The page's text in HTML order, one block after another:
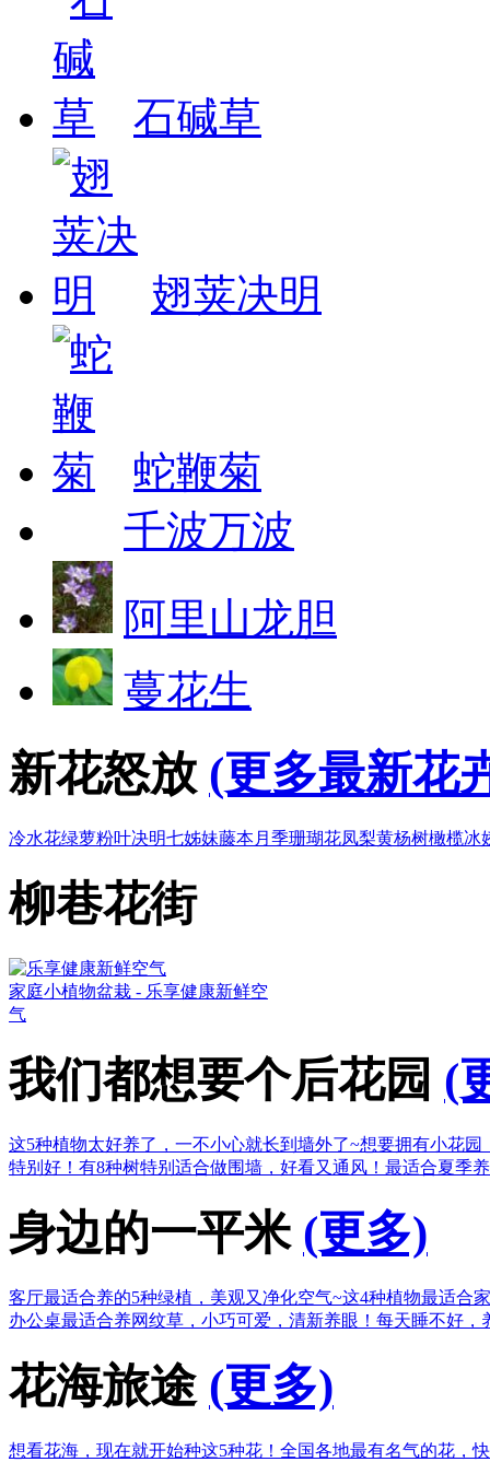
石碱草
翅荚决明
蛇鞭菊
千波万波
阿里山龙胆
蔓花生
新花怒放 (更多最新花
冷水花绿萝粉叶决明七姊妹藤本月季珊瑚花凤梨黄杨树橄榄冰
柳巷花街
家庭小植物盆栽 - 乐享健康新鲜空
气
我们都想要个后花园 (
这5种植物太好养了，一不小心就长到墙外了~想要拥有小花园
特别好！ 有8种树特别适合做围墙，好看又通风！ 最适合夏季
身边的一平米 (更多)
客厅最适合养的5种绿植，美观又净化空气~这4种植物最适合
办公桌最适合养网纹草，小巧可爱，清新养眼！ 每天睡不好，
花海旅途 (更多)
想看花海，现在就开始种这5种花！ 全国各地最有名气的花，